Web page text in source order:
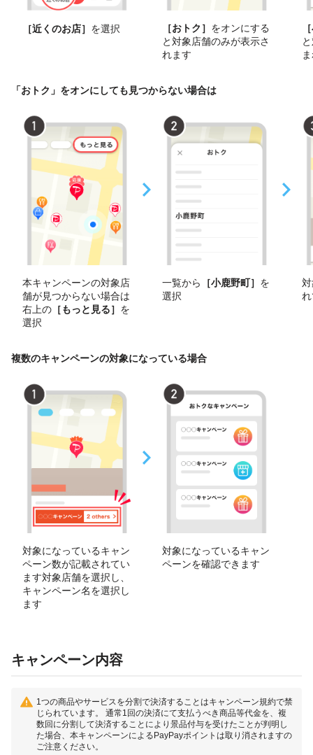
［近くのお店］ を選択 ［おトク］ をオンにする
と対象店舗のみが表示さ
れます
「おトク」をオンにしても見つからない場合は
本キャンペーンの対象店
舗が見つからない場合は
右上の ［もっと見る］ を
選択
一覧から ［小鹿野町］ を
選択
複数のキャンペーンの対象になっている場合
対象になっているキャン
ペーン数が記載されてい
ます対象店舗を選択し、
キャンペーン名を選択し
ます
対象になっているキャン
ペーンを確認できます
キャンペーン内容
1つの商品やサービスを分割で決済することはキャンペーン規約で禁
じられています。 通常1回の決済にて支払うべき商品等代金を、複
数回に分割して決済することにより景品付与を受けたことが判明し
た場合、本キャンペーンによるPayPayポイントは取り消されますの
ご注意ください。